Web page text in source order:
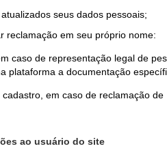
seus dados pessoais;
reclamação em seu próprio nome:
caso de representação legal de
plataforma a documentação
cadastro, em caso de reclamação
ao usuário do site